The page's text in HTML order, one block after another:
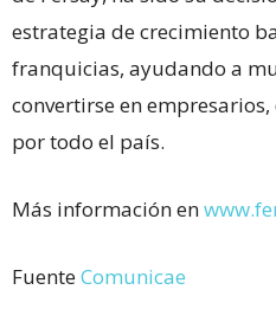
estrategia de crecimiento
franquicias, ayudando a
convertirse en
por todo el país.
Más información en
FuenteComunicae